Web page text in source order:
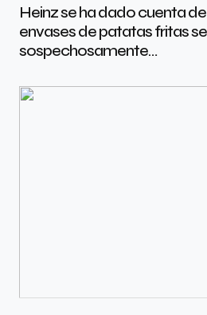
Heinz se ha dado cuenta
envases de patatas fritas
sospechosamente…